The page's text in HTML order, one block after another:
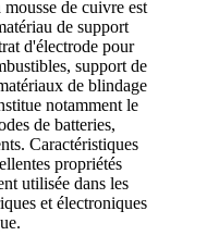
de cuivre est
de support
d'électrode pour
support de
de blindage
notamment le
de batteries,
Caractéristiques
propriétés
utilisée dans les
et électroniques